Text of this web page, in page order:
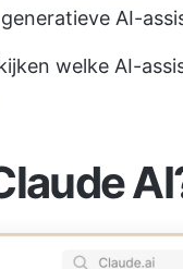
AI-
welke AI-